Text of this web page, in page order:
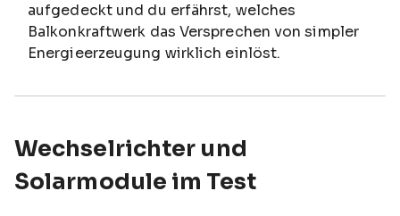
aufgedeckt und du erfährst, welches
Balkonkraftwerk das Versprechen von simpler
Energieerzeugung wirklich einlöst.
Wechselrichter und
Solarmodule im Test